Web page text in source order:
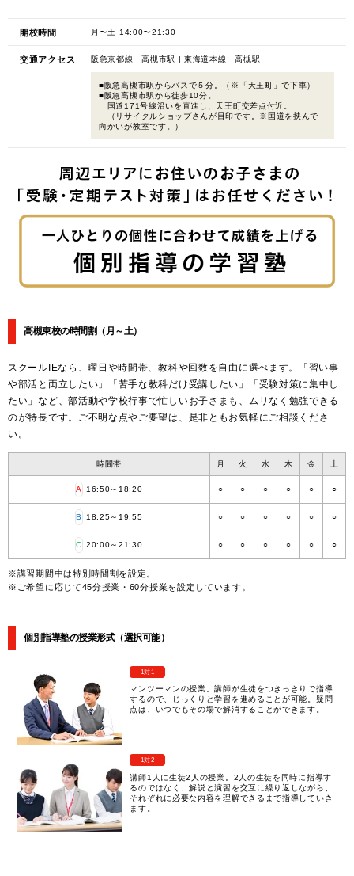
開校時間 月〜土 14:00〜21:30
交通アクセス 阪急京都線 高槻市駅 | 東海道本線 高槻駅
■阪急高槻市駅からバスで５分。（※「天王町」で下車）
■阪急高槻市駅から徒歩10分。
国道171号線沿いを直進し、天王町交差点付近。
（リサイクルショップさんが目印です。※国道を挟んで
向かいが教室です。）
高槻東校の時間割 （月～土）
スクールIEなら、曜日や時間帯、教科や回数を自由に選べます。「習い事
や部活と両立したい」「苦手な教科だけ受講したい」「受験対策に集中し
たい」など、部活動や学校行事で忙しいお子さまも、ムリなく勉強できる
のが特長です。ご不明な点やご要望は、是非ともお気軽にご相談くださ
い。
時間帯 月 火 水 木 金 土
A 16:50～18:20 ○ ○ ○ ○ ○ ○
B 18:25～19:55 ○ ○ ○ ○ ○ ○
C 20:00～21:30 ○ ○ ○ ○ ○ ○
※講習期間中は特別時間割を設定。
※ご希望に応じて45分授業・60分授業を設定しています。
個別指導塾の授業形式（選択可能）
1対1
マンツーマンの授業。講師が生徒をつきっきりで指導
するので、じっくりと学習を進めることが可能。疑問
点は、いつでもその場で解消することができます。
1対2
講師1人に生徒2人の授業。2人の生徒を同時に指導す
るのではなく、解説と演習を交互に繰り返しながら、
それぞれに必要な内容を理解できるまで指導していき
ます。